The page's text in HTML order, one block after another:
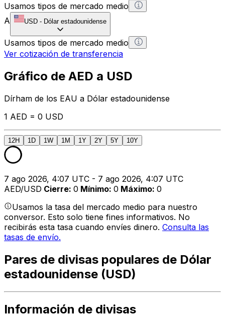
Usamos tipos de mercado medio
A
USD - Dólar estadounidense
Usamos tipos de mercado medio
Ver cotización de transferencia
Gráfico de AED a USD
Dírham de los EAU a Dólar estadounidense
1 AED = 0 USD
12H 1D 1W 1M 1Y 2Y 5Y 10Y
7 ago 2026, 4:07 UTC - 7 ago 2026, 4:07 UTC
AED/USD Cierre: 0 Mínimo: 0 Máximo: 0
Usamos la tasa del mercado medio para nuestro
conversor. Esto solo tiene fines informativos. No
recibirás esta tasa cuando envíes dinero. Consulta las
tasas de envío.
Pares de divisas populares de Dólar
estadounidense (USD)
Información de divisas